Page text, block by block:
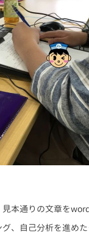
本通りの文章を
、自己分析を進めた